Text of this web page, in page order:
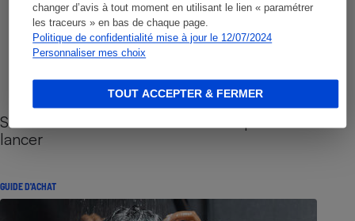
changer d’avis à tout moment en utilisant le lien « paramétrer
les traceurs » en bas de chaque page.
Politique de confidentialité mise à jour le 12/07/2024
Personnaliser mes choix
TOUT ACCEPTER & FERMER
Sites de rencontres - Nos conseils pour vous
lancer
GUIDE D'ACHAT